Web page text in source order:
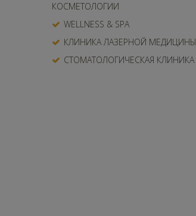
КОСМЕТОЛОГИИ
WELLNESS & SPA
КЛИНИКА ЛАЗЕРНОЙ МЕДИЦИНЫ
СТОМАТОЛОГИЧЕСКАЯ КЛИНИКА